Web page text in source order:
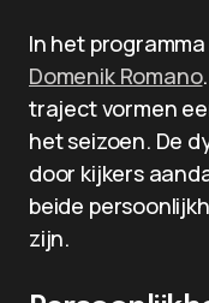
In het
Domenik Romano
traject vormen
het seizoen. De
door kijkers
beide
zijn.